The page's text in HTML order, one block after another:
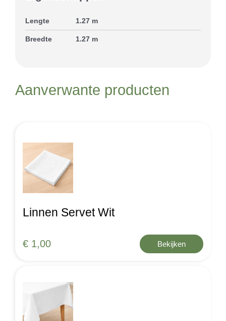
Lengte 1.27 m
Breedte 1.27 m
Aanverwante producten
Linnen Servet Wit
€ 1,00 Bekijken